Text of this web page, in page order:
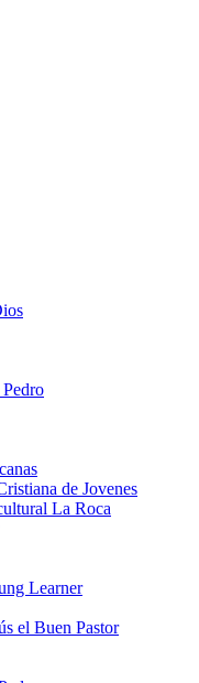
de Jovenes
La Roca
Learner
el Buen Pastor